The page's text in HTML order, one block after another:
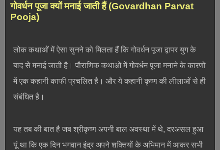
गोवर्धन पूजा क्यों मनाई जाती हैं (Govardhan Parvat
Pooja)
लोक कथाओं में ऐसा सुनने को मिलता हैं कि गोवर्धन पूजा द्वापर युग के
बाद से मनाई जाती है। पौराणिक कथाओं में गोवर्धन पूजा मनाने के कारणों
में एक कहानी काफी प्रचलित है। और ये कहानी कृष्ण की लीलाओं से ही
संबंधित है।
यह तब की बात है जब श्रीकृष्ण अपनी बाल अवस्था में थे, दरअसल हुआ
यूं था कि एक दिन भगवान इंद्र अपने शक्तियों के अभिमान में आकर सभी